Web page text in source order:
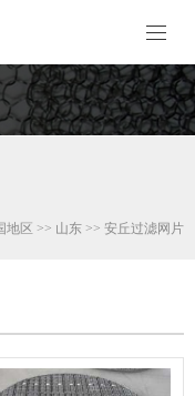
地区 >> 山东 >> 安丘过滤网片